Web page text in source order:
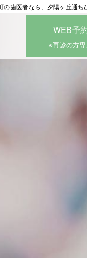
の歯医者なら、夕陽ヶ丘通ち
WEB予
※再診の方